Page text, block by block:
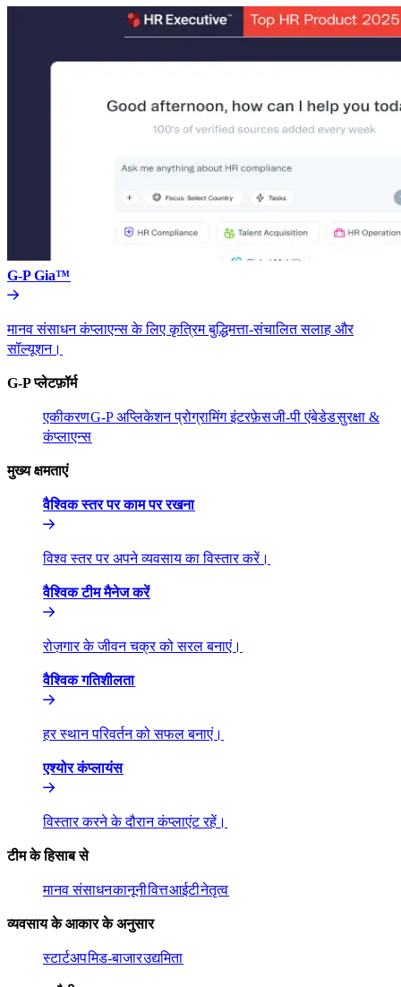
G-P Gia™​​
मानव संसाधन कंप्लाएन्स के लिए कृत्रिम बुद्धिमत्ता-संचालित सलाह और
सॉल्यूशन।​​
G-P प्लेटफ़ॉर्म​​
एकीकरण​​G-P अप्लिकेशन प्रोग्रामिंग इंटरफ़ेस​​जी-पी एंबेडेड​​सुरक्षा &
कंप्लाएन्स​​
मुख्य क्षमताएं​​
वैश्विक स्तर पर काम पर रखना​​
विश्व स्तर पर अपने व्यवसाय का विस्तार करें।​​
वैश्विक टीम मैनेज करें​​
रोज़गार के जीवन चक्र को सरल बनाएं।​​
वैश्विक गतिशीलता​​
हर स्थान परिवर्तन को सफल बनाएं।​​
एश्योर कंप्लायंस​​
विस्तार करने के दौरान कंप्लाएंट रहें।​​
टीम के हिसाब से​​
मानव संसाधन​​कानूनी​​वित्त​​आईटी​​नेतृत्व​​
व्यवसाय के आकार के अनुसार​​
स्टार्टअप​​मिड-बाजार​​उद्यमिता​​